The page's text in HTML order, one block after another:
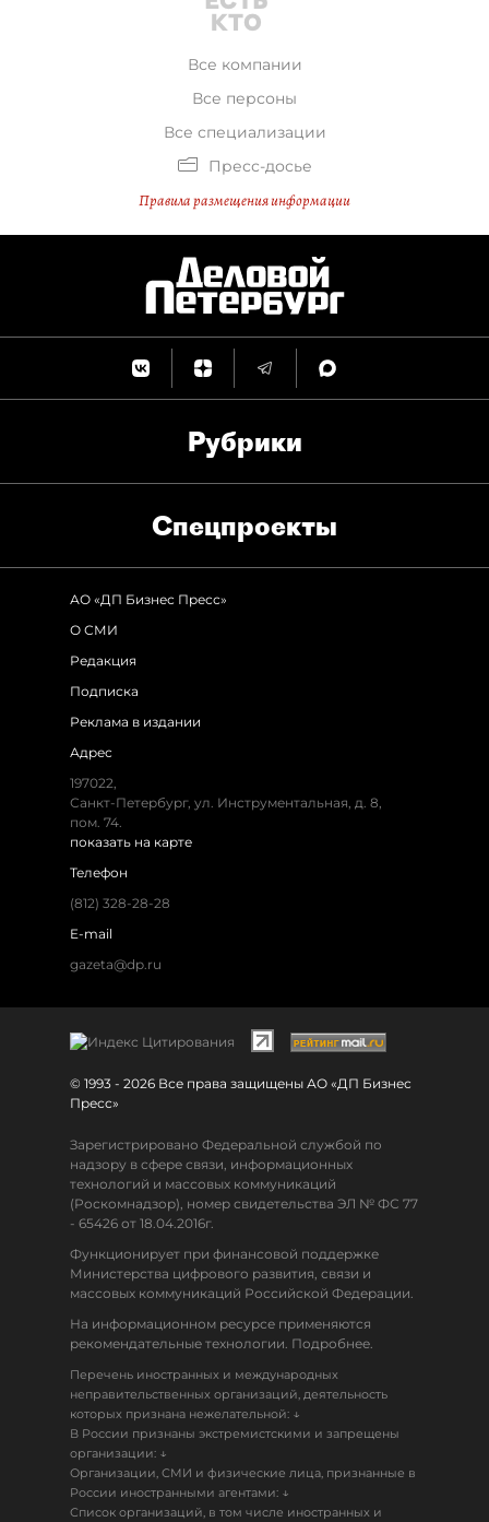
Все компании
Все персоны
Все специализации
Пресс-досье
Правила размещения информации
Рубрики
Спец­проекты
АО «ДП Бизнес Пресс»
О СМИ
Редакция
Подписка
Реклама в издании
Адрес
197022,
Санкт-Петербург, ул. Инструментальная, д. 8,
пом. 74.
показать на карте
Телефон
(812) 328-28-28
E-mail
gazeta@dp.ru
© 1993 - 2026 Все права защищены АО «ДП Бизнес
Пресс»
Зарегистрировано Федеральной службой по
надзору в сфере связи, информационных
технологий и массовых коммуникаций
(Роскомнадзор), номер свидетельства ЭЛ № ФС 77
- 65426 от 18.04.2016г.
Функционирует при финансовой поддержке
Министерства цифрового развития, связи и
массовых коммуникаций Российской Федерации.
На информационном ресурсе применяются
рекомендательные технологии. Подробнее.
Перечень иностранных и международных
неправительственных организаций, деятельность
которых признана нежелательной: ↓
В России признаны экстремистскими и запрещены
организации: ↓
Организации, СМИ и физические лица, признанные в
России иностранными агентами: ↓
Список организаций, в том числе иностранных и